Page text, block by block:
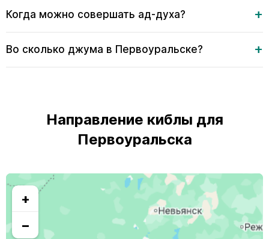
Когда можно совершать ад-духа?
Во сколько джума в Первоуральске?
Направление киблы для
Первоуральска
+
−